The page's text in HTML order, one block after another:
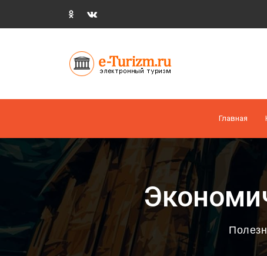
Главная